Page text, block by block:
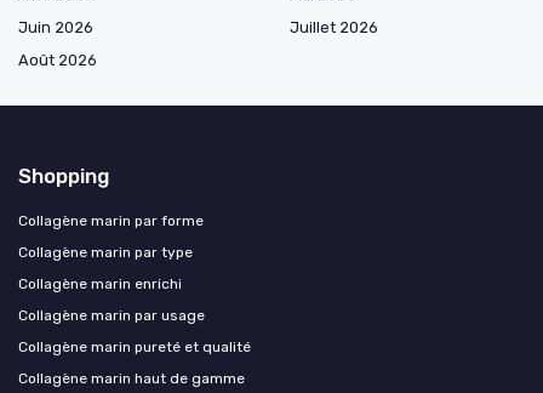
Juin 2026
Juillet 2026
Août 2026
Shopping
Collagène marin par forme
Collagène marin par type
Collagène marin enrichi
Collagène marin par usage
Collagène marin pureté et qualité
Collagène marin haut de gamme